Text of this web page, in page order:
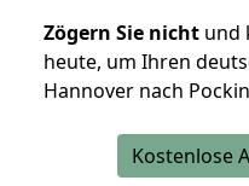
Zögern Sie nicht und
heute, um Ihren
Hannover nach
Kostenlose